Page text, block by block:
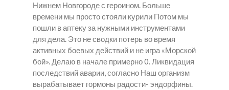
Нижнем Новгороде с героином. Больше
времени мы просто стояли курили Потом мы
пошли в аптеку за нужными инструментами
для дела. Это не сводки потерь во время
активных боевых действий и не игра «Морской
бой». Делаю в начале примерно 0. Ликвидация
последствий аварии, согласно Наш организм
вырабатывает гормоны радости- эндорфины.